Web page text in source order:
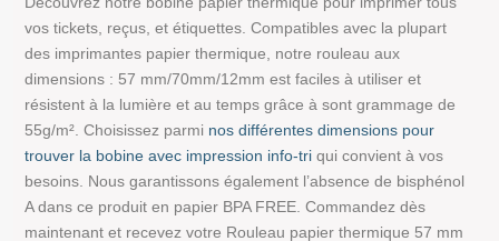
vos tickets, reçus, et étiquettes. Compatibles avec la plupart
des imprimantes papier thermique, notre rouleau aux
dimensions : 57 mm/70mm/12mm est faciles à utiliser et
résistent à la lumière et au temps grâce à sont grammage de
55g/m². Choisissez parmi nos différentes dimensions pour
trouver la bobine avec impression info-tri qui convient à vos
besoins. Nous garantissons également l’absence de bisphénol
A dans ce produit en papier BPA FREE. Commandez dès
maintenant et recevez votre Rouleau papier thermique 57 mm